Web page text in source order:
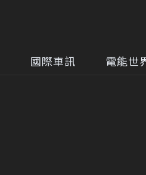
國際車訊 電能世